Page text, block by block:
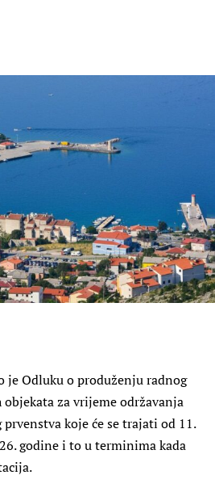
je Odluku o produženju radnog
za vrijeme održavanja
koje će se trajati od 11.
godine i to u terminima kada